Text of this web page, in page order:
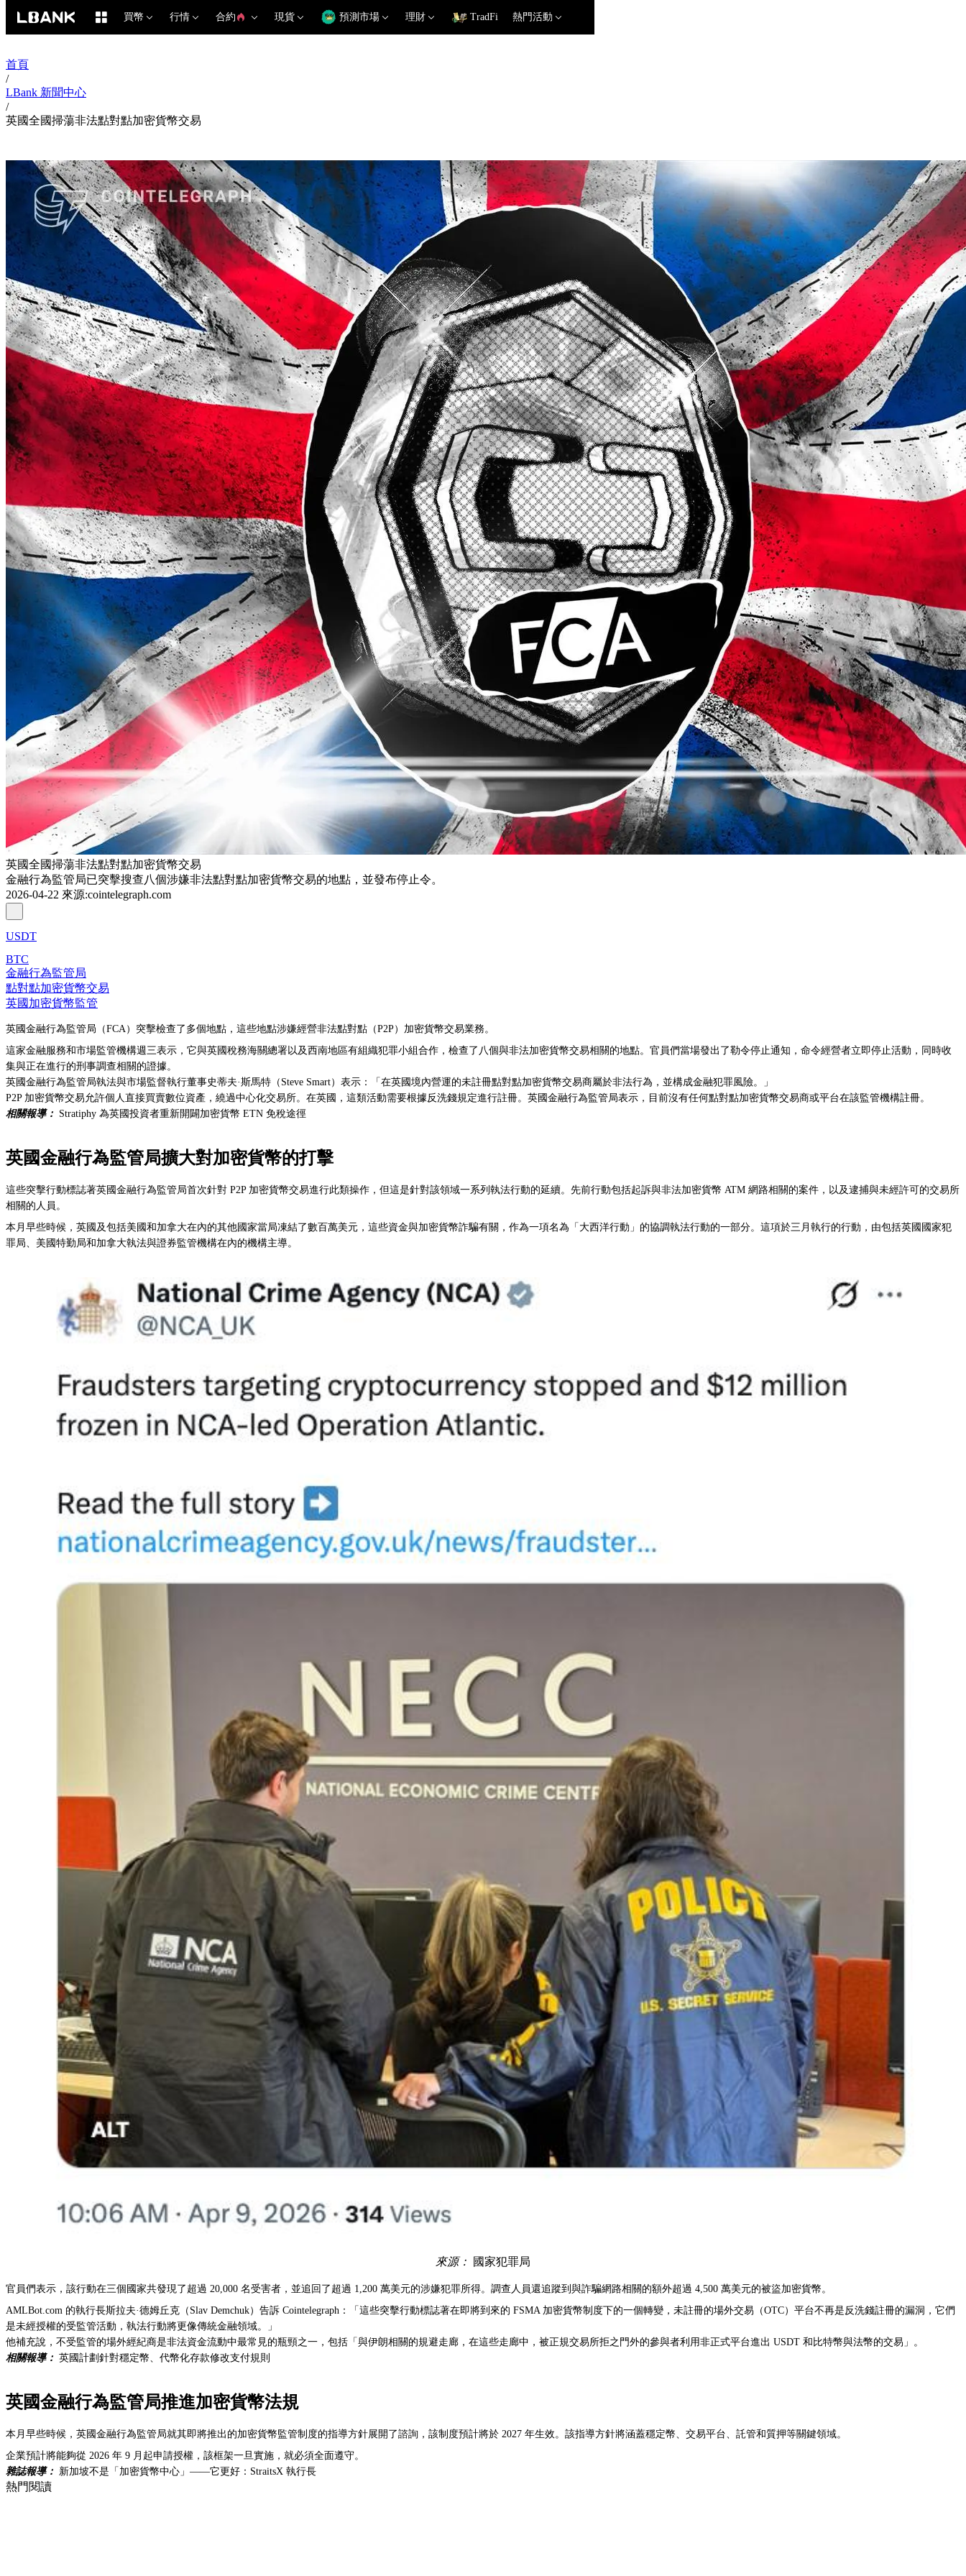
買幣 行情 合約 現貨 預測市場 理財 TradFi 熱門活動
首頁
/
LBank 新聞中心
/
英國全國掃蕩非法點對點加密貨幣交易
英國全國掃蕩非法點對點加密貨幣交易
金融行為監管局已突擊搜查八個涉嫌非法點對點加密貨幣交易的地點，並發布停止令。
2026-04-22 來源:cointelegraph.com
USDT
BTC
金融行為監管局
點對點加密貨幣交易
英國加密貨幣監管
英國金融行為監管局（FCA）突擊檢查了多個地點，這些地點涉嫌經營非法點對點（P2P）加密貨幣交易業務。
這家金融服務和市場監管機構週三表示，它與英國稅務海關總署以及西南地區有組織犯罪小組合作，檢查了八個與非法加密貨幣交易相關的地點。官員們當場發出了勒令停止通知，命令經營者立即停止活動，同時收
集與正在進行的刑事調查相關的證據。
英國金融行為監管局執法與市場監督執行董事史蒂夫·斯馬特（Steve Smart）表示：「在英國境內營運的未註冊點對點加密貨幣交易商屬於非法行為，並構成金融犯罪風險。」
P2P 加密貨幣交易允許個人直接買賣數位資產，繞過中心化交易所。在英國，這類活動需要根據反洗錢規定進行註冊。英國金融行為監管局表示，目前沒有任何點對點加密貨幣交易商或平台在該監管機構註冊。
相關報導： Stratiphy 為英國投資者重新開闢加密貨幣 ETN 免稅途徑
英國金融行為監管局擴大對加密貨幣的打擊
這些突擊行動標誌著英國金融行為監管局首次針對 P2P 加密貨幣交易進行此類操作，但這是針對該領域一系列執法行動的延續。先前行動包括起訴與非法加密貨幣 ATM 網路相關的案件，以及逮捕與未經許可的交易所
相關的人員。
本月早些時候，英國及包括美國和加拿大在內的其他國家當局凍結了數百萬美元，這些資金與加密貨幣詐騙有關，作為一項名為「大西洋行動」的協調執法行動的一部分。這項於三月執行的行動，由包括英國國家犯
罪局、美國特勤局和加拿大執法與證券監管機構在內的機構主導。
來源： 國家犯罪局
官員們表示，該行動在三個國家共發現了超過 20,000 名受害者，並追回了超過 1,200 萬美元的涉嫌犯罪所得。調查人員還追蹤到與詐騙網路相關的額外超過 4,500 萬美元的被盜加密貨幣。
AMLBot.com 的執行長斯拉夫·德姆丘克（Slav Demchuk）告訴 Cointelegraph：「這些突擊行動標誌著在即將到來的 FSMA 加密貨幣制度下的一個轉變，未註冊的場外交易（OTC）平台不再是反洗錢註冊的漏洞，它們
是未經授權的受監管活動，執法行動將更像傳統金融領域。」
他補充說，不受監管的場外經紀商是非法資金流動中最常見的瓶頸之一，包括「與伊朗相關的規避走廊，在這些走廊中，被正規交易所拒之門外的參與者利用非正式平台進出 USDT 和比特幣與法幣的交易」。
相關報導： 英國計劃針對穩定幣、代幣化存款修改支付規則
英國金融行為監管局推進加密貨幣法規
本月早些時候，英國金融行為監管局就其即將推出的加密貨幣監管制度的指導方針展開了諮詢，該制度預計將於 2027 年生效。該指導方針將涵蓋穩定幣、交易平台、託管和質押等關鍵領域。
企業預計將能夠從 2026 年 9 月起申請授權，該框架一旦實施，就必須全面遵守。
雜誌報導： 新加坡不是「加密貨幣中心」——它更好：StraitsX 執行長
熱門閱讀